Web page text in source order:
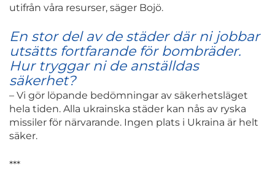
utifrån våra resurser, säger Bojö.
En stor del av de städer där ni jobbar
utsätts fortfarande för bombräder.
Hur tryggar ni de anställdas
säkerhet?
– Vi gör löpande bedömningar av säkerhetsläget
hela tiden. Alla ukrainska städer kan nås av ryska
missiler för närvarande. Ingen plats i Ukraina är helt
säker.
***